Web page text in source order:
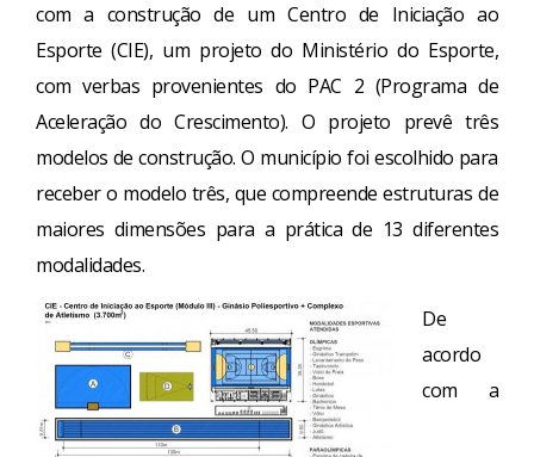
com a construção de um Centro de Iniciação ao
Esporte (CIE), um projeto do Ministério do Esporte,
com verbas provenientes do PAC 2 (Programa de
Aceleração do Crescimento). O projeto prevê três
modelos de construção. O município foi escolhido para
receber o modelo três, que compreende estruturas de
maiores dimensões para a prática de 13 diferentes
modalidades.
De
acordo
com a